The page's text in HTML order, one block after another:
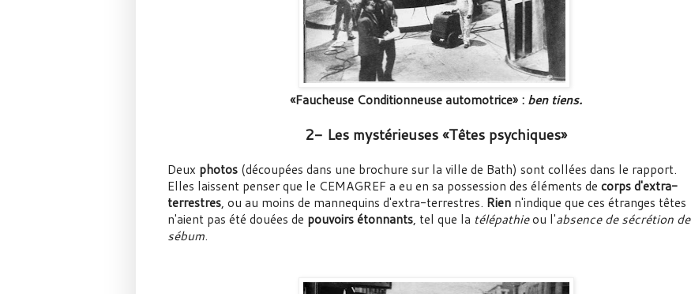
«Faucheuse Conditionneuse automotrice» : ben tiens.
2- Les mystérieuses «Têtes psychiques»
Deux photos (découpées dans une brochure sur la ville de Bath) sont collées dans le rapport.
Elles laissent penser que le CEMAGREF a eu en sa possession des éléments de corps d'extra-
terrestres, ou au moins de mannequins d'extra-terrestres. Rien n'indique que ces étranges têtes
n'aient pas été douées de pouvoirs étonnants, tel que la télépathieou l'absence de sécrétion de
sébum.